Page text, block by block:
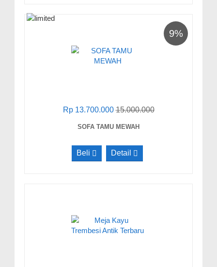
9%
Rp 13.700.00015.000.000
SOFA TAMU MEWAH
Beli Detail